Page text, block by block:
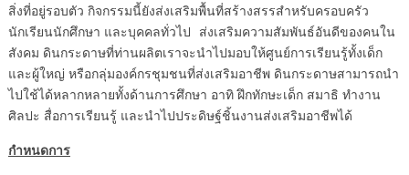
สิ่งที่อยู่รอบตัว กิจกรรมนี้ยังส่งเสริมพื้นที่สร้างสรรสำหรับครอบครัว
นักเรียนนักศึกษา และบุคคลทั่วไป ส่งเสริมความสัมพันธ์อันดีของคนใน
สังคม ดินกระดาษที่ท่านผลิตเราจะนำไปมอบให้ศูนย์การเรียนรู้ทั้งเด็ก
และผู้ใหญ่ หรือกลุ่มองค์กรชุมชนที่ส่งเสริมอาชีพ ดินกระดาษสามารถนำ
ไปใช้ได้หลากหลายทั้งด้านการศึกษา อาทิ ฝึกทักษะเด็ก สมาธิ ทำงาน
ศิลปะ สื่อการเรียนรู้ และนำไปประดิษฐ์ชิ้นงานส่งเสริมอาชีพได้
กำหนดการ